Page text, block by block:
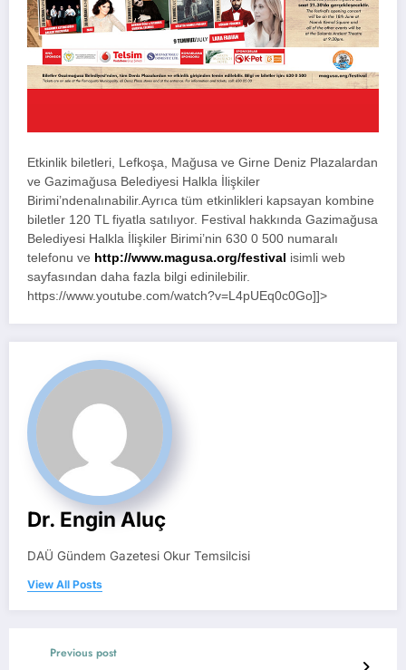
Etkinlik biletleri, Lefkoşa, Mağusa ve Girne Deniz Plazalardan
ve Gazimağusa Belediyesi Halkla İlişkiler
Birimi’ndenalınabilir.Ayrıca tüm etkinlikleri kapsayan kombine
biletler 120 TL fiyatla satılıyor. Festival hakkında Gazimağusa
Belediyesi Halkla İlişkiler Birimi’nin 630 0 500 numaralı
telefonu ve http://www.magusa.org/festival isimli web
sayfasından daha fazla bilgi edinilebilir.
https://www.youtube.com/watch?v=L4pUEq0c0Go]]>
Dr. Engin Aluç
DAÜ Gündem Gazetesi Okur Temsilcisi
View All Posts
Previous post